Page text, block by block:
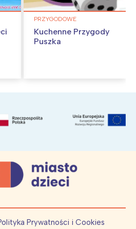
PRZYGODOWE
Kuchenne Przygody
Puszka
Prywatności i Cookies